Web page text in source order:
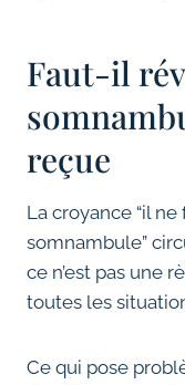
Faut-il
reçue
La croyance “il
somnambule”
ce n’est pas une
toutes les
Ce qui pose